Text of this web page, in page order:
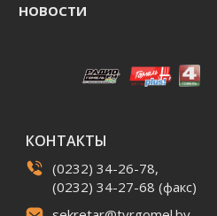
НОВОСТИ
КОНТАКТЫ
(0232) 34-26-78,
(0232) 34-27-68 (факс)